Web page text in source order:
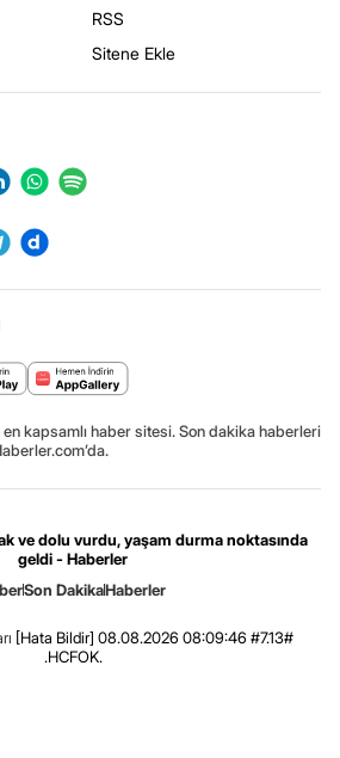
RSS
Sitene Ekle
en kapsamlı haber sitesi. Son dakika haberleri
ve dolu vurdu, yaşam durma noktasında
geldi - Haberler
Son DakikaHaberler
[Hata Bildir] 08.08.2026 08:09:46 #7.13#
.HCFOK.